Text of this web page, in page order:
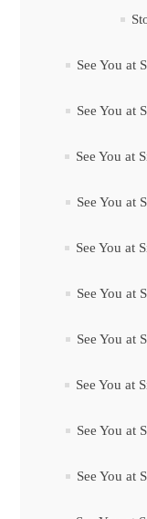
See You at
See You at
See You at
See You at
See You at
See You at
See You at
See You at
See You at
See You at